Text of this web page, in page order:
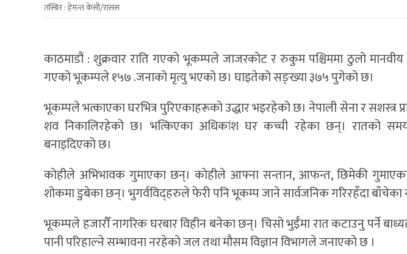
तस्बिर : हेमन्त केसी/रासस
काठमाडौं : शुक्रवार राति गएको भूकम्पले जाजरकोट र रुकुम पश्चिममा ठुलो
गएको भूकम्पले १५७ .जनाको मृत्यु भएको छ। घाइतेको सङ्ख्या ३७५ पुगेको छ।
भूकम्पले भत्काएका घरभित्र पुरिएकाहरूको उद्धार भइरहेको छ। नेपाली सेना र सशस्त्र
शव निकालिरहेको छ। भत्किएका अधिकांश घर कच्ची रहेका छन्। रातको
बनाइदिएको छ।
कोहीले अभिभावक गुमाएका छन्। कोहीले आफ्ना सन्तान, आफन्त, छिमेकी
शोकमा डुबेका छन्। भुगर्वविद्हरुले फेरी पनि भूकम्प जाने सार्वजनिक गरिरहँदा बाँचेका
भूकम्पले हजारौँ नागरिक घरबार विहीन बनेका छन्। चिसो भुईँमा रात कटाउनु पर्ने
पानी परिहाल्ने सम्भावना नरहेको जल तथा मौसम विज्ञान विभागले जनाएको छ ।